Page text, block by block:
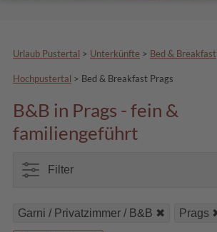
Urlaub Pustertal > Unterkünfte > Bed & Breakfast
Hochpustertal > Bed & Breakfast Prags
B&B in Prags - fein &
familiengeführt
Filter
Garni / Privatzimmer / B&B Prags